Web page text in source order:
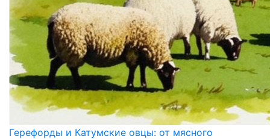
Герефорды и Катумские овцы: от мясного